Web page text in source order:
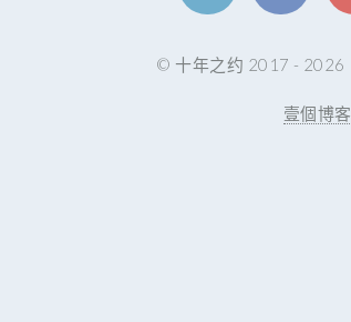
© 十年之约 2017 - 2026
壹個博客